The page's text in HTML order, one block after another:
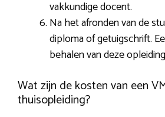
vakkundige docent.
Na het afronden van de
diploma of getuigschrift.
behalen van deze
Wat zijn de kosten van een
thuisopleiding?